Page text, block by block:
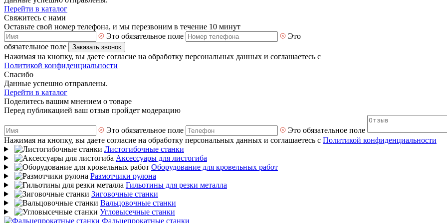
Перейти в каталог
Свяжитесь с нами
Оставьте свой номер телефона, и мы перезвоним в течение 10 минут
Это обязательное поле
Это
обязательное поле
Заказать звонок
Нажимая на кнопку, вы даете согласие на обработку персональных данных и соглашаетесь с
Политикой конфиденциальности
Спасибо
Данные успешно отправлены.
Перейти в каталог
Поделитесь вашим мнением о товаре
Перед публикацией ваш отзыв пройдет модерацию
Это обязательное поле Это обязательное поле
Нажимая на кнопку, вы даете согласие на обработку персональных данных и соглашаетесь с Политикой конфиденциальности
Листогибочные станки
Аксессуары для листогиба
Оборудование для кровельных работ
Размотчики рулона
Гильотины для резки металла
Зиговочные станки
Вальцовочные станки
Угловысечные станки
Фальцепрокатные станки